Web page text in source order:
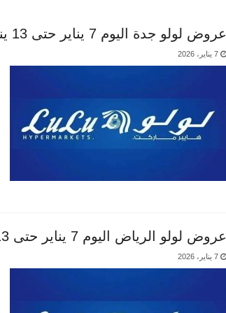
عروض لولو جدة اليوم 7 يناير حتى 13 يناير 2026 ايام الصفقات الكبيرة
7 يناير، 2026
عروض لولو الرياض اليوم 7 يناير حتى 13 يناير 2026 ايام الصفقات الكبيرة
7 يناير، 2026